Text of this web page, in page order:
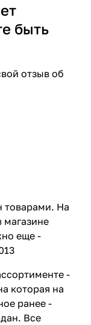
быть
отзыв об
товарами. На
магазине
еще -
-
которая на
ранее -
Все